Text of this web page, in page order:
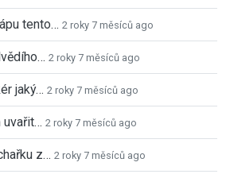
tento… 2 roky 7 měsíců ago
2 roky 7 měsíců ago
jaký… 2 roky 7 měsíců ago
uvařit… 2 roky 7 měsíců ago
z… 2 roky 7 měsíců ago